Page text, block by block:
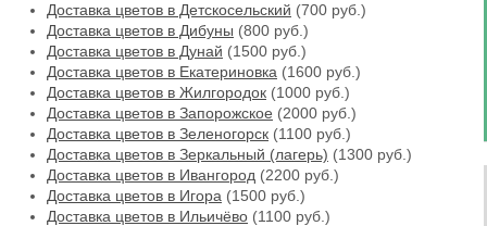
Доставка цветов в Детскосельский (700 руб.)
Доставка цветов в Дибуны (800 руб.)
Доставка цветов в Дунай (1500 руб.)
Доставка цветов в Екатериновка (1600 руб.)
Доставка цветов в Жилгородок (1000 руб.)
Доставка цветов в Запорожское (2000 руб.)
Доставка цветов в Зеленогорск (1100 руб.)
Доставка цветов в Зеркальный (лагерь) (1300 руб.)
Доставка цветов в Ивангород (2200 руб.)
Доставка цветов в Игора (1500 руб.)
Доставка цветов в Ильичёво (1100 руб.)